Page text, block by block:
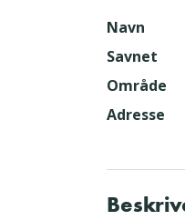
Navn
Savnet
Område
Adresse